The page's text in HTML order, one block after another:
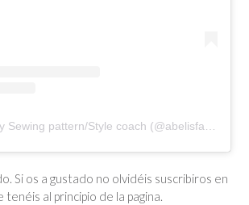
Si os a gustado no olvidéis suscribiros en
al principio de la pagina.